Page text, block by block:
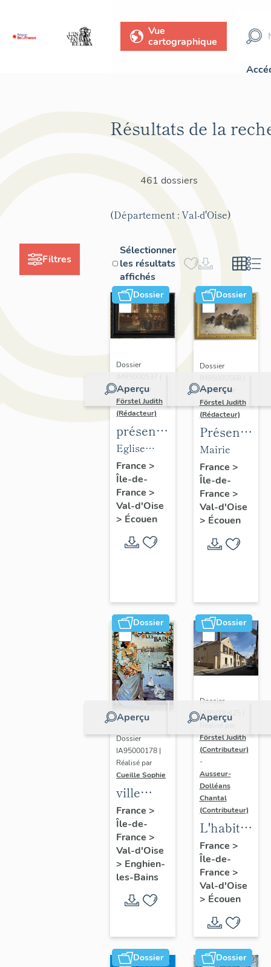
Vue
cartographique
Filtres
Résultats de la
461 dossiers
(Département : Val-d'Oise)
Sélectionner
les résultats
affichés
Dossier
Aperçu
Dossier
Réalisé par
Förstel Judith
(Rédacteur)
présentation
du
mobilier
de
l'église
d'Ecouen
Eglise
Saint-
Acceul
France >
Île-de-
France >
Val-d'Oise
> Écouen
Dossier
Aperçu
Dossier
Réalisé par
Förstel Judith
(Rédacteur)
du
mobilier
de la
mairie
d'Ecouen
Mairie
France >
Île-de-
France >
Val-d'Oise
> Écouen
Dossier
Aperçu
Dossier
IA95000178 |
Réalisé par
Cueille Sophie
ville
thermale
d'Enghien-
les-Bains
France >
Île-de-
France >
Val-d'Oise
> Enghien-
les-Bains
Dossier
Aperçu
Dossier
IA95000425 |
Réalisé par
Förstel Judith
(Contributeur)
-
Ausseur-
Dolléans
Chantal
(Contributeur)
L'habitat
d'Ecouen
France >
Île-de-
France >
Val-d'Oise
> Écouen
Dossier Dossier